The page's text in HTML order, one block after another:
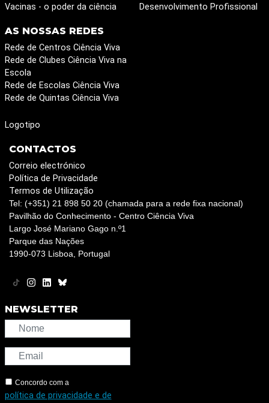
Vacinas - o poder da ciência
Desenvolvimento Profissional
AS NOSSAS REDES
Rede de Centros Ciência Viva
Rede de Clubes Ciência Viva na
Escola
Rede de Escolas Ciência Viva
Rede de Quintas Ciência Viva
Logotipo
CONTACTOS
Correio electrónico
Política de Privacidade
Termos de Utilização
Tel: (+351) 21 898 50 20 (chamada para a rede fixa nacional)
Pavilhão do Conhecimento - Centro Ciência Viva
Largo José Mariano Gago n.º1
Parque das Nações
1990-073 Lisboa, Portugal
NEWSLETTER
Concordo com a
política de privacidade e de